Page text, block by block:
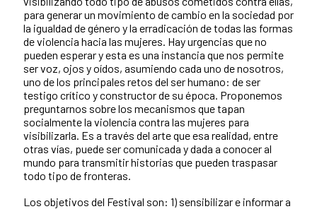
para generar un movimiento de cambio en la sociedad por
la igualdad de género y la erradicación de todas las formas
de violencia hacia las mujeres. Hay urgencias que no
pueden esperar y esta es una instancia que nos permite
ser voz, ojos y oídos, asumiendo cada uno de nosotros,
uno de los principales retos del ser humano: de ser
testigo crítico y constructor de su época. Proponemos
preguntarnos sobre los mecanismos que tapan
socialmente la violencia contra las mujeres para
visibilizarla. Es a través del arte que esa realidad, entre
otras vías, puede ser comunicada y dada a conocer al
mundo para transmitir historias que pueden traspasar
todo tipo de fronteras.
Los objetivos del Festival son: 1) sensibilizar e informar a